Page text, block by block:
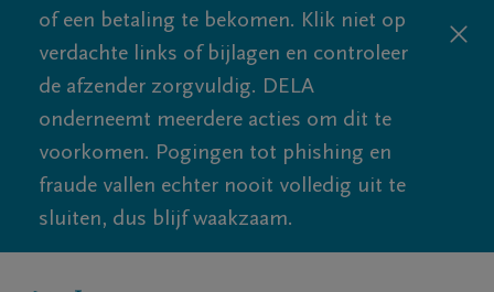
of een betaling te bekomen. Klik niet op
verdachte links of bijlagen en controleer
de afzender zorgvuldig. DELA
onderneemt meerdere acties om dit te
voorkomen. Pogingen tot phishing en
fraude vallen echter nooit volledig uit te
sluiten, dus blijf waakzaam.